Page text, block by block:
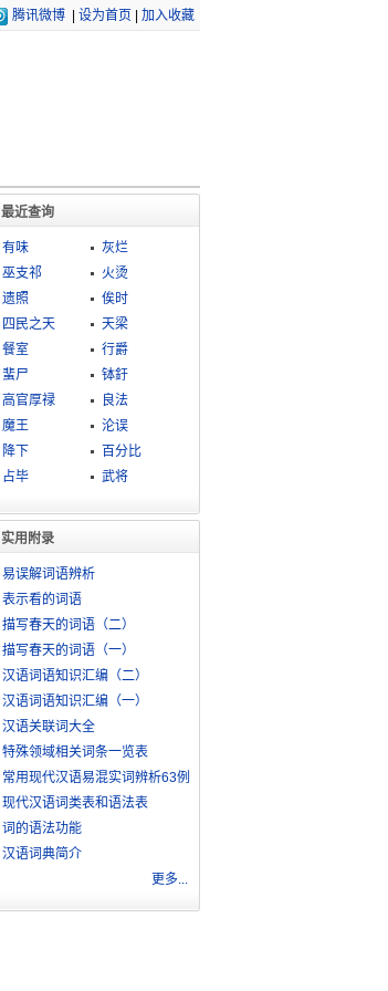
腾讯微博 设为首页 加入收藏
最近查询
有味
灰烂
巫支祁
火烫
遗照
俟时
四民之天
天梁
餐室
行爵
蜚尸
钵釪
高官厚禄
良法
魔王
沦误
降下
百分比
占毕
武将
实用附录
易误解词语辨析
表示看的词语
描写春天的词语（二）
描写春天的词语（一）
汉语词语知识汇编（二）
汉语词语知识汇编（一）
汉语关联词大全
特殊领域相关词条一览表
常用现代汉语易混实词辨析63例
现代汉语词类表和语法表
词的语法功能
汉语词典简介
更多...